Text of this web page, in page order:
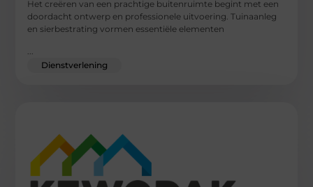
Het creëren van een prachtige buitenruimte begint met een
doordacht ontwerp en professionele uitvoering. Tuinaanleg
en sierbestrating vormen essentiële elementen
Dienstverlening